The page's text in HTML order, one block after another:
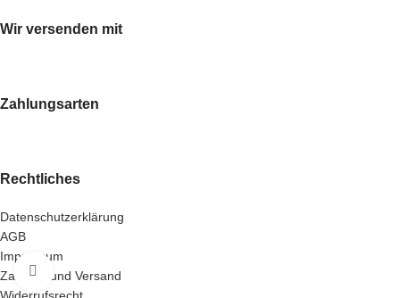
Klick zum Vergrößern
Wir versenden mit
Zahlungsarten
Rechtliches
Datenschutzerklärung
AGB
Impressum
Zahlung und Versand
Widerrufsrecht